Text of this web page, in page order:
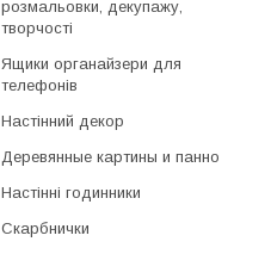
розмальовки, декупажу,
творчості
Ящики органайзери для
телефонів
Настінний декор
Деревянные картины и панно
Настінні годинники
Скарбнички